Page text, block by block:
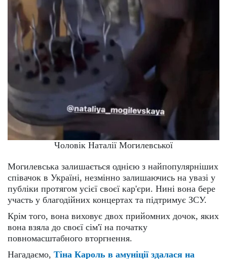
Чоловік Наталії Могилевської
Могилевська залишається однією з найпопулярніших
співачок в Україні, незмінно залишаючись на увазі у
публіки протягом усієї своєї кар'єри. Нині вона бере
участь у благодійних концертах та підтримує ЗСУ.
Крім того, вона виховує двох прийомних дочок, яких
вона взяла до своєї сім'ї на початку
повномасштабного вторгнення.
Нагадаємо, Тіна Кароль в амуніції здалася на